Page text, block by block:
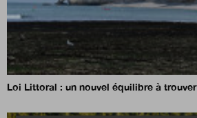
Loi Littoral : un nouvel équilibre à trouver